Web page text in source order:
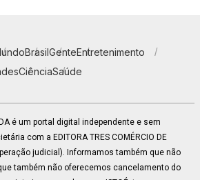
BrasilGenteEntretenimento
CiênciaSaúde
é um portal digital independente e sem
com a EDITORA TRES COMÉRCIO DE
judicial). Informamos também que não
também não oferecemos cancelamento do